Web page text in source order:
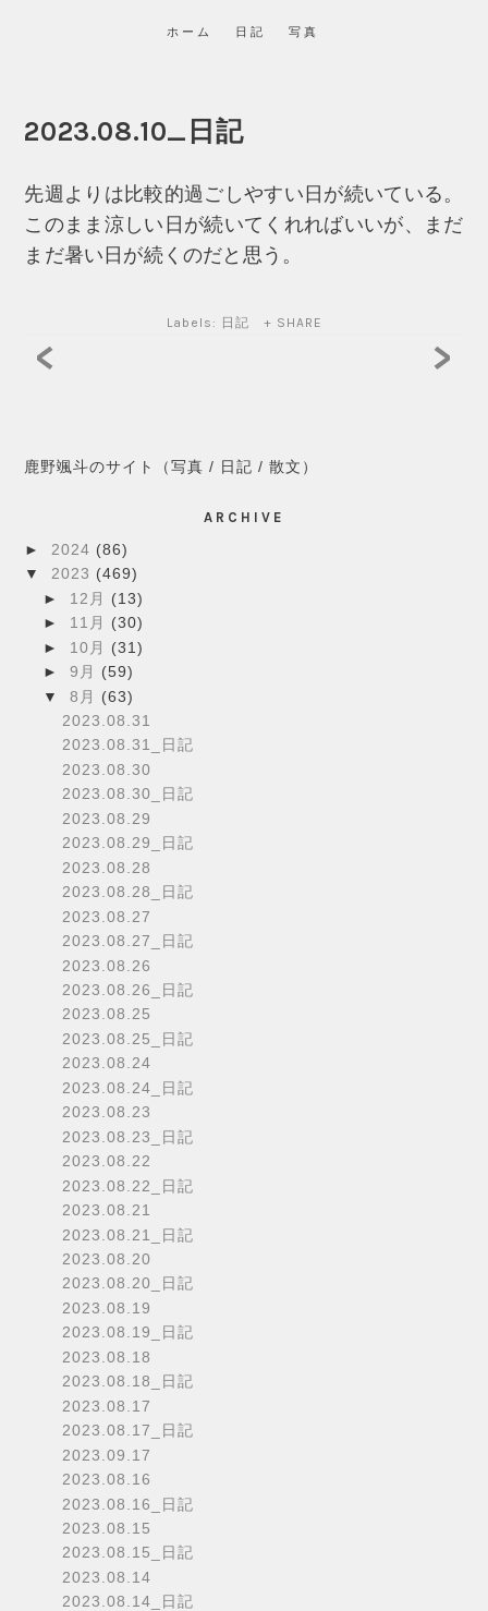
ホーム 日記 写真
2023.08.10_日記
先週よりは比較的過ごしやすい日が続いている。
このまま涼しい日が続いてくれればいいが、まだ
まだ暑い日が続くのだと思う。
Labels: 日記 + SHARE
< >
鹿野颯斗のサイト（写真 / 日記 / 散文）
ARCHIVE
► 2024 (86)
▼2023 (469)
► 12月 (13)
► 11月 (30)
► 10月 (31)
►9月 (59)
▼8月 (63)
2023.08.31
2023.08.31_日記
2023.08.30
2023.08.30_日記
2023.08.29
2023.08.29_日記
2023.08.28
2023.08.28_日記
2023.08.27
2023.08.27_日記
2023.08.26
2023.08.26_日記
2023.08.25
2023.08.25_日記
2023.08.24
2023.08.24_日記
2023.08.23
2023.08.23_日記
2023.08.22
2023.08.22_日記
2023.08.21
2023.08.21_日記
2023.08.20
2023.08.20_日記
2023.08.19
2023.08.19_日記
2023.08.18
2023.08.18_日記
2023.08.17
2023.08.17_日記
2023.09.17
2023.08.16
2023.08.16_日記
2023.08.15
2023.08.15_日記
2023.08.14
2023.08.14_日記